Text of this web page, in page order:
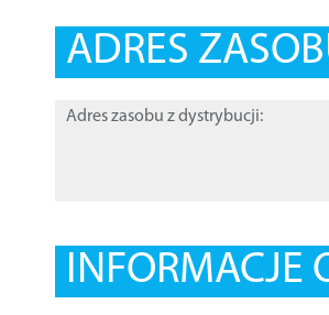
ADRES
Adres zasobu z dystrybucji:
INFORMACJE